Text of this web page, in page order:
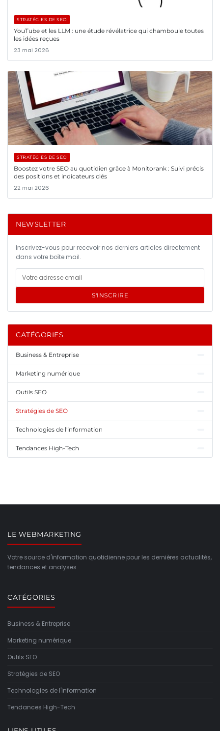
STRATÉGIES DE SEO
YouTube et les LLM : une étude révélatrice qui chamboule toutes
les idées reçues
23 mai 2026
STRATÉGIES DE SEO
Boostez votre SEO au quotidien grâce à Monitorank : Suivi précis
des positions et indicateurs clés
22 mai 2026
NEWSLETTER
Inscrivez-vous pour recevoir nos derniers articles directement
dans votre boîte mail.
S'INSCRIRE
CATÉGORIES
Business & Entreprise
Marketing numérique
Outils SEO
Stratégies de SEO
Technologies de l'information
Tendances High-Tech
LE WEBMARKETING
Votre source d'information quotidienne pour les dernières actualités,
tendances et analyses.
CATÉGORIES
Business & Entreprise
Marketing numérique
Outils SEO
Stratégies de SEO
Technologies de l'information
Tendances High-Tech